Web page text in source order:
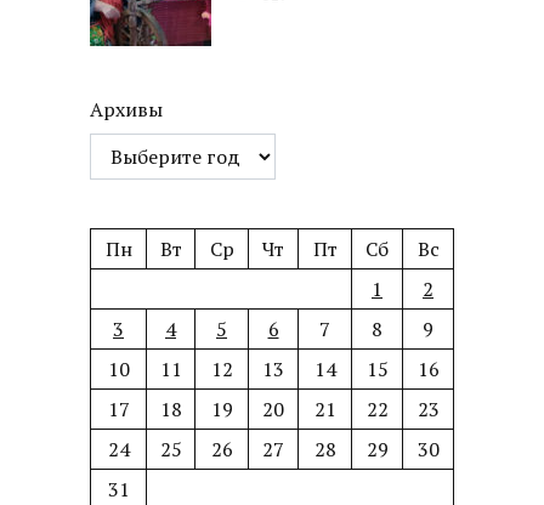
Архивы
Пн Вт Ср Чт Пт Сб
Вс
1
2
3
4 5 6 7 8
9
10
11 12 13 14 15
16
17
18 19 20 21 22
23
24
25 26 27 28 29
30
31